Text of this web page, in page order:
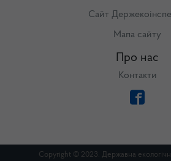
Сайт
Мапа сайту
Про нас
Контакти
Copyright © 2023. Державна